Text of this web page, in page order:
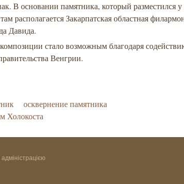
В основании памятника, который разместился у
располагается Закарпатская областная
Давида.
стало возможным благодаря
Венгрии.
осквернение памятника
Холокоста